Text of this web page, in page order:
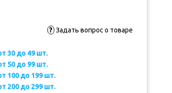
? Задать вопрос о товаре
30 до 49 шт.
50 до 99 шт.
100 до 199 шт.
200 до 299 шт.